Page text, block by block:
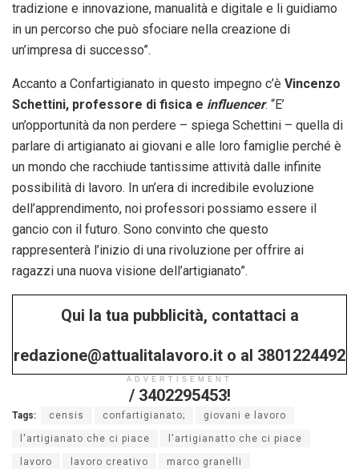
tradizione e innovazione, manualità e digitale e li guidiamo
in un percorso che può sfociare nella creazione di
un’impresa di successo”.
Accanto a Confartigianato in questo impegno c’è Vincenzo
Schettini, professore di fisica e influencer. “E’
un’opportunità da non perdere – spiega Schettini – quella di
parlare di artigianato ai giovani e alle loro famiglie perché è
un mondo che racchiude tantissime attività dalle infinite
possibilità di lavoro. In un’era di incredibile evoluzione
dell’apprendimento, noi professori possiamo essere il
gancio con il futuro. Sono convinto che questo
rappresenterà l’inizio di una rivoluzione per offrire ai
ragazzi una nuova visione dell’artigianato”.
Qui la tua pubblicità, contattaci a
redazione@attualitalavoro.it o al 3801224492
/ 3402295453!
ADVERTISEMENT
Tags: censis confartigianato; giovani e lavoro
l'artigianato che ci piace l'artigianatto che ci piace
lavoro lavoro creativo marco granelli